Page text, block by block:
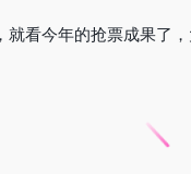
就看今年的抢票成果了